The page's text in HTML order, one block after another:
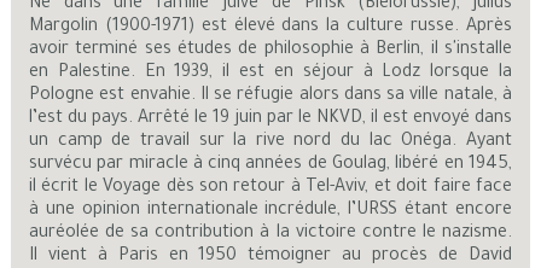
Né dans une famille juive de Pinsk (Biélorussie), Julius
Margolin (1900-1971) est élevé dans la culture russe. Après
avoir terminé ses études de philosophie à Berlin, il s'installe
en Palestine. En 1939, il est en séjour à Lodz lorsque la
Pologne est envahie. Il se réfugie alors dans sa ville natale, à
l’est du pays. Arrêté le 19 juin par le NKVD, il est envoyé dans
un camp de travail sur la rive nord du lac Onéga. Ayant
survécu par miracle à cinq années de Goulag, libéré en 1945,
il écrit le Voyage dès son retour à Tel-Aviv, et doit faire face
à une opinion internationale incrédule, l’URSS étant encore
auréolée de sa contribution à la victoire contre le nazisme.
Il vient à Paris en 1950 témoigner au procès de David